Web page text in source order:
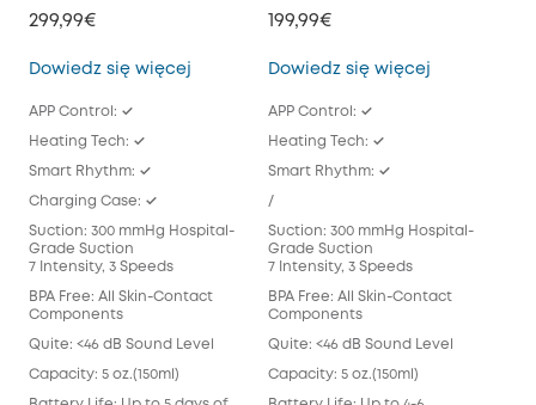
299,99€
Dowiedz się więcej Wearable Breast Pump S1 Pro
APP Control: ✓
Heating Tech: ✓
Smart Rhythm: ✓
Charging Case: ✓
Suction: 300 mmHg Hospital-
Grade Suction
7 Intensity, 3 Speeds
BPA Free: All Skin-Contact
Components
Quite: <46 dB Sound Level
Capacity: 5 oz.(150ml)
199,99€
Dowiedz się więcej
APP Control: ✓
Heating Tech: ✓
Smart Rhythm: ✓
/
Suction: 300 mmHg Hospital-
Grade Suction
7 Intensity, 3 Speeds
BPA Free: All Skin-Contact
Components
Quite: <46 dB Sound Level
Capacity: 5 oz.(150ml)